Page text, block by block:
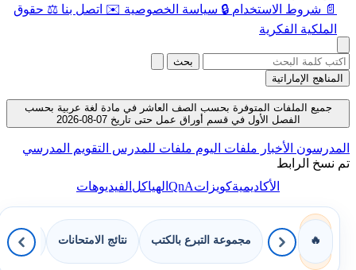
📄 شروط الاستخدام 🔒 سياسة الخصوصية ✉️ اتصل بنا ⚖️ حقوق
الملكية الفكرية
بحث
المناهج الإماراتية
جميع الملفات المتوفرة بحسب الصف العاشر في مادة لغة عربية بحسب
الفصل الأول في قسم أوراق عمل حتى تاريخ 07-08-2026
المدرسون الأخبار ملفات اليوم ملفات للمدرس التقويم المدرسي
تم نسخ الرابط
الأكاديميةكويزاتQnAالهياكلالفيديوهات
🔥 مجموعة التبرع بالكتب نتائج الامتحانات